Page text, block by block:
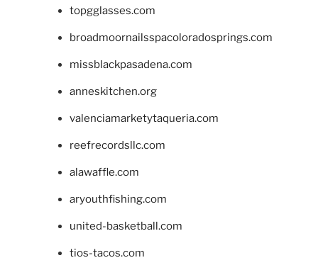
topgglasses.com
broadmoornailsspacoloradosprings.com
missblackpasadena.com
anneskitchen.org
valenciamarketytaqueria.com
reefrecordsllc.com
alawaffle.com
aryouthfishing.com
united-basketball.com
tios-tacos.com